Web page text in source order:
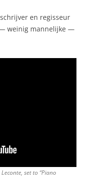
en regisseur
weinig mannelijke —
set to “Piano